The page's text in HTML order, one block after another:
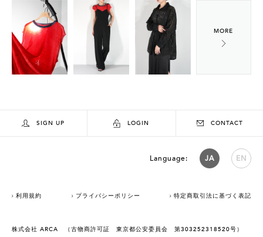
SIGN UP LOGIN CONTACT
Language: JA EN
利用規約 プライバシーポリシー 特定商取引法に基づく表記
株式会社 ARCA （古物商許可証 東京都公安委員会 第303252318520号）